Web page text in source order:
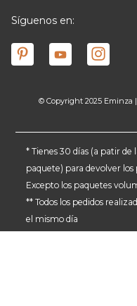
Síguenos en:
© Copyright 2025 Eminza
* Tienes 30 días (a patir de
paquete) para devolver los
Excepto los paquetes
** Todos los pedidos
el mismo día